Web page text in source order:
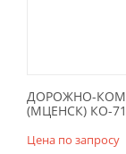
ДОРОЖНО-
(МЦЕНСК) КО-
Цена по запросу